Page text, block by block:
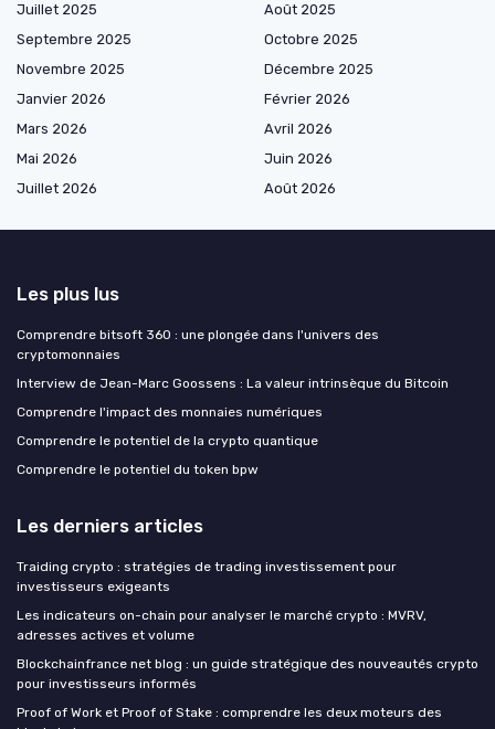
Juillet 2025
Août 2025
Septembre 2025
Octobre 2025
Novembre 2025
Décembre 2025
Janvier 2026
Février 2026
Mars 2026
Avril 2026
Mai 2026
Juin 2026
Juillet 2026
Août 2026
Les plus lus
Comprendre bitsoft 360 : une plongée dans l'univers des
cryptomonnaies
Interview de Jean-Marc Goossens : La valeur intrinsèque du Bitcoin
Comprendre l'impact des monnaies numériques
Comprendre le potentiel de la crypto quantique
Comprendre le potentiel du token bpw
Les derniers articles
Traiding crypto : stratégies de trading investissement pour
investisseurs exigeants
Les indicateurs on-chain pour analyser le marché crypto : MVRV,
adresses actives et volume
Blockchainfrance net blog : un guide stratégique des nouveautés crypto
pour investisseurs informés
Proof of Work et Proof of Stake : comprendre les deux moteurs des